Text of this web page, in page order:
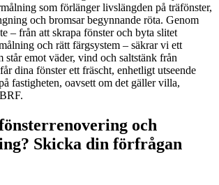
som förlänger livslängden på träfönster,
och bromsar begynnande röta. Genom
– från att skrapa fönster och byta slitet
och rätt färgsystem – säkrar vi ett
står emot väder, vind och saltstänk från
dina fönster ett fräscht, enhetligt utseende
fastigheten, oavsett om det gäller villa,
och
Skicka din förfrågan